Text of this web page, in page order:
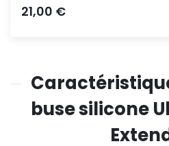
Prix
21,00 €
buse silicone